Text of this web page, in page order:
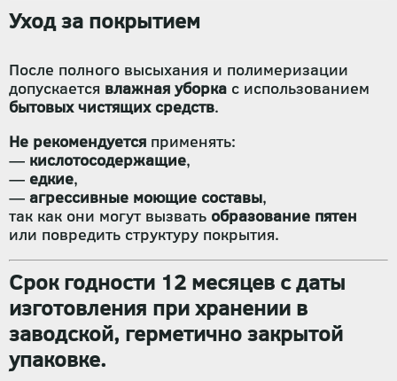
Уход за покрытием
После полного высыхания и полимеризации
допускается влажная уборка с использованием
бытовых чистящих средств.
Не рекомендуется применять:
— кислотосодержащие,
— едкие,
— агрессивные моющие составы,
так как они могут вызвать образование пятен
или повредить структуру покрытия.
Срок годности 12 месяцев с даты
изготовления при хранении в
заводской, герметично закрытой
упаковке.